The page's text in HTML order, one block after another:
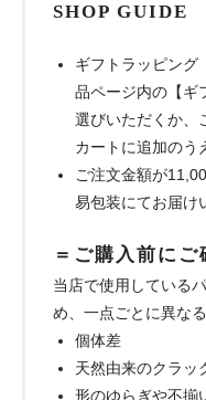
SHOP GUIDE
ギフトラッピング
品ページ内の【ギ
選びいただくか、
カートに追加のう
ご注文金額が
易包装にてお届け
＝ご購入前にご
当店で使用している
め、一点ごとに異な
個体差
天然由来のクラッ
形のゆらぎや不揃